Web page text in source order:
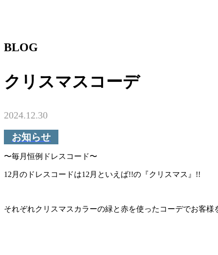
BLOG
クリスマスコーデ
2024.12.30
お知らせ
〜毎月恒例ドレスコード〜
12月のドレスコードは12月といえば!!の『クリスマス』!!
それぞれクリスマスカラーの緑と赤を使ったコーデでお客様